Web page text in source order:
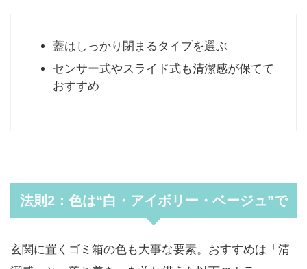
蓋はしっかり閉まるタイプを選ぶ
センサー式やスライド式も清潔感が保てて
おすすめ
法則2：色は“白・アイボリー・ベージュ”で
玄関に置くゴミ箱の色も大事な要素。おすすめは「清